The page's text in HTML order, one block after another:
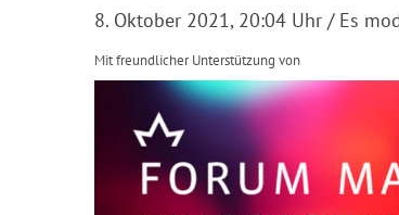
8. Oktober 2021, 20:04 Uhr / Es
Mit freundlicher Unterstützung von